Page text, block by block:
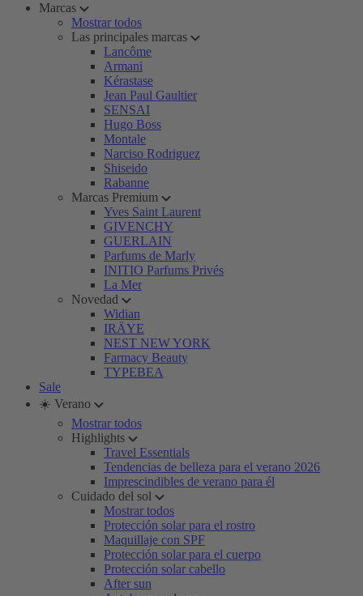
Marcas
Mostrar todos
Las principales marcas
Lancôme
Armani
Kérastase
Jean Paul Gaultier
SENSAI
Hugo Boss
Montale
Narciso Rodriguez
Shiseido
Rabanne
Marcas Premium
Yves Saint Laurent
GIVENCHY
GUERLAIN
Parfums de Marly
INITIO Parfums Privés
La Mer
Novedad
Widian
IRÄYE
NEST NEW YORK
Farmacy Beauty
TYPEBEA
Sale
☀️ Verano
Mostrar todos
Highlights
Travel Essentials
Tendencias de belleza para el verano 2026
Imprescindibles de verano para él
Cuidado del sol
Mostrar todos
Protección solar para el rostro
Maquillaje con SPF
Protección solar para el cuerpo
Protección solar cabello
After sun